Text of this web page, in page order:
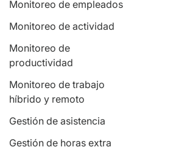
Monitoreo de empleados
Monitoreo de actividad
Monitoreo de
productividad
Monitoreo de trabajo
híbrido y remoto
Gestión de asistencia
Gestión de horas extra